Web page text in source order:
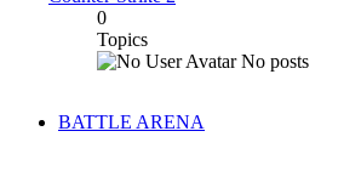
0
Topics
No posts
BATTLE ARENA